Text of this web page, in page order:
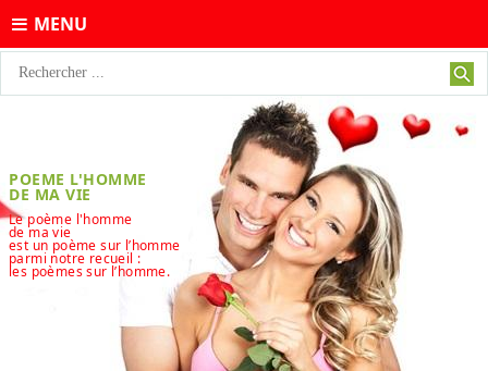
MENU
POEME L'HOMME
DE MA VIE
Le poème l'homme
de ma vie
est un poème sur l’homme
parmi notre recueil :
les poèmes sur l’homme.